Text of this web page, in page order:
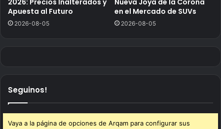
2026: Precios Inalterados y
Apuesta al Futuro
2026-08-05
Nueva Joya de la Corona
en el Mercado de SUVs
2026-08-05
Seguinos!
Vaya a la página de opciones de Arqam para configurar sus